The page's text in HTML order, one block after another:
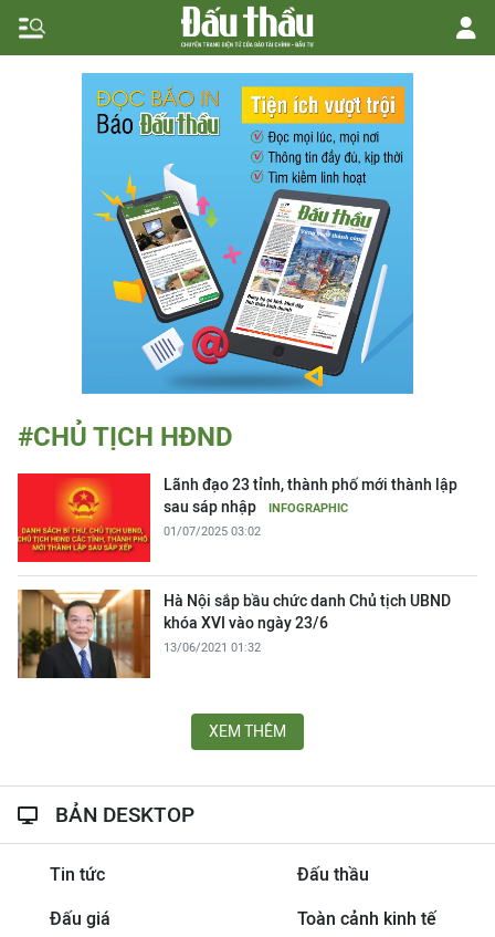
#CHỦ TỊCH HĐND
Lãnh đạo 23 tỉnh, thành phố mới thành lập
sau sáp nhập
INFOGRAPHIC
01/07/2025 03:02
Hà Nội sắp bầu chức danh Chủ tịch UBND
khóa XVI vào ngày 23/6
13/06/2021 01:32
XEM THÊM
BẢN DESKTOP
Tin tức Đấu thầu
Đấu giá Toàn cảnh kinh tế